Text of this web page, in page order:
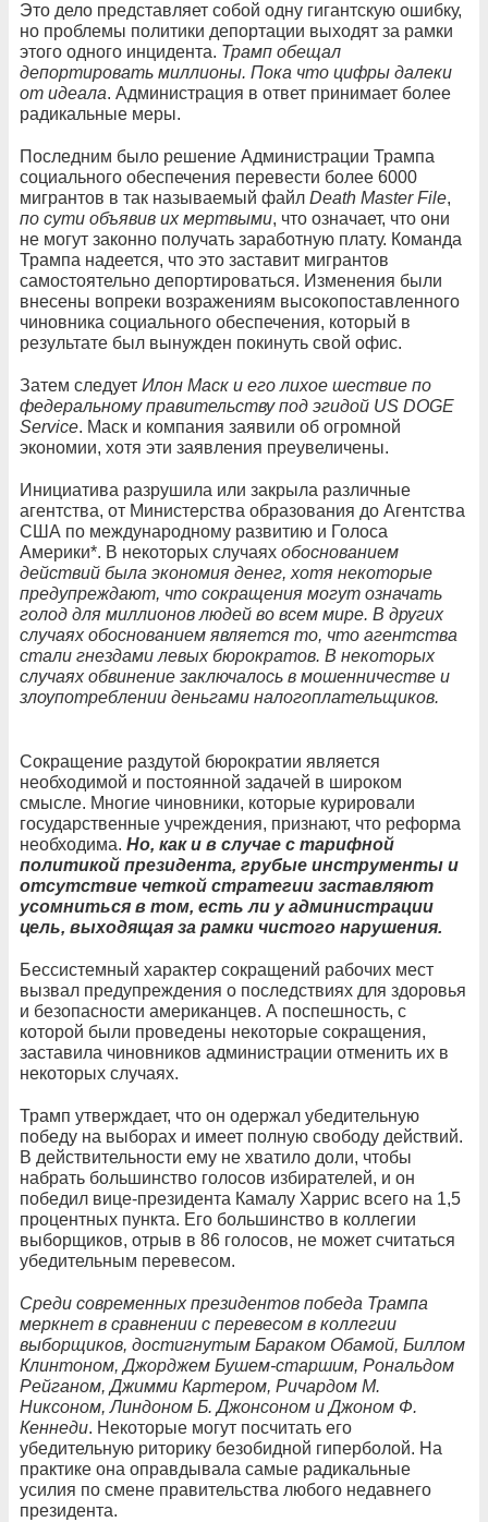
Это дело представляет собой одну гигантскую ошибку,
но проблемы политики депортации выходят за рамки
этого одного инцидента. Трамп обещал
депортировать миллионы. Пока что цифры далеки
от идеала. Администрация в ответ принимает более
радикальные меры.
Последним было решение Администрации Трампа
социального обеспечения перевести более 6000
мигрантов в так называемый файл Death Master File,
по сути объявив их мертвыми, что означает, что они
не могут законно получать заработную плату. Команда
Трампа надеется, что это заставит мигрантов
самостоятельно депортироваться. Изменения были
внесены вопреки возражениям высокопоставленного
чиновника социального обеспечения, который в
результате был вынужден покинуть свой офис.
Затем следует Илон Маск и его лихое шествие по
федеральному правительству под эгидой US DOGE
Service. Маск и компания заявили об огромной
экономии, хотя эти заявления преувеличены.
Инициатива разрушила или закрыла различные
агентства, от Министерства образования до Агентства
США по международному развитию и Голоса
Америки*. В некоторых случаях обоснованием
действий была экономия денег, хотя некоторые
предупреждают, что сокращения могут означать
голод для миллионов людей во всем мире. В других
случаях обоснованием является то, что агентства
стали гнездами левых бюрократов. В некоторых
случаях обвинение заключалось в мошенничестве и
злоупотреблении деньгами налогоплательщиков.
Сокращение раздутой бюрократии является
необходимой и постоянной задачей в широком
смысле. Многие чиновники, которые курировали
государственные учреждения, признают, что реформа
необходима. Но, как и в случае с тарифной
политикой президента, грубые инструменты и
отсутствие четкой стратегии заставляют
усомниться в том, есть ли у администрации
цель, выходящая за рамки чистого нарушения.
Бессистемный характер сокращений рабочих мест
вызвал предупреждения о последствиях для здоровья
и безопасности американцев. А поспешность, с
которой были проведены некоторые сокращения,
заставила чиновников администрации отменить их в
некоторых случаях.
Трамп утверждает, что он одержал убедительную
победу на выборах и имеет полную свободу действий.
В действительности ему не хватило доли, чтобы
набрать большинство голосов избирателей, и он
победил вице-президента Камалу Харрис всего на 1,5
процентных пункта. Его большинство в коллегии
выборщиков, отрыв в 86 голосов, не может считаться
убедительным перевесом.
Среди современных президентов победа Трампа
меркнет в сравнении с перевесом в коллегии
выборщиков, достигнутым Бараком Обамой, Биллом
Клинтоном, Джорджем Бушем-старшим, Рональдом
Рейганом, Джимми Картером, Ричардом М.
Никсоном, Линдоном Б. Джонсоном и Джоном Ф.
Кеннеди. Некоторые могут посчитать его
убедительную риторику безобидной гиперболой. На
практике она оправдывала самые радикальные
усилия по смене правительства любого недавнего
президента.